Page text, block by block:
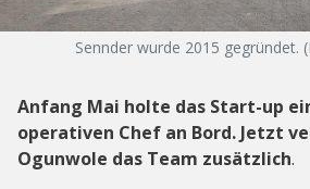
Sennder wurde 2015 gegründet.
Anfang Mai holte das Start-up
operativen Chef an Bord. Jetzt
Ogunwole das Team zusätzlich.